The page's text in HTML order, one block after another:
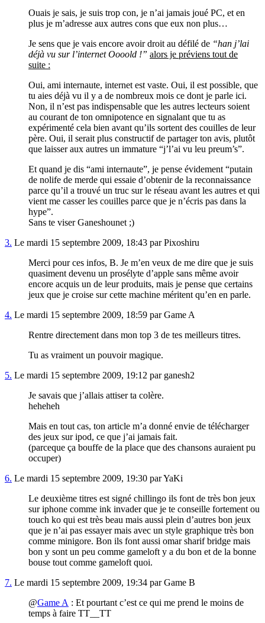
Ouais je sais, je suis trop con, je n’ai jamais joué PC, et en
plus je m’adresse aux autres cons que eux non plus…
Je sens que je vais encore avoir droit au défilé de “han j’lai
déjà vu sur l’internet Oooold !” alors je préviens tout de
suite :
Oui, ami internaute, internet est vaste. Oui, il est possible, que
tu aies déjà vu il y a de nombreux mois ce dont je parle ici.
Non, il n’est pas indispensable que les autres lecteurs soient
au courant de ton omnipotence en signalant que tu as
expérimenté cela bien avant qu’ils sortent des couilles de leur
père. Oui, il serait plus constructif de partager ton avis, plutôt
que laisser aux autres un immature “j’l’ai vu leu preum’s”.
Et quand je dis “ami internaute”, je pense évidement “putain
de nolife de merde qui essaie d’obtenir de la reconnaissance
parce qu’il a trouvé un truc sur le réseau avant les autres et qui
vient me casser les couilles parce que je n’écris pas dans la
hype”.
Sans te viser Ganeshounet ;)
3. Le mardi 15 septembre 2009, 18:43 par Pixoshiru
Merci pour ces infos, B. Je m’en veux de me dire que je suis
quasiment devenu un prosélyte d’apple sans même avoir
encore acquis un de leur produits, mais je pense que certains
jeux que je croise sur cette machine méritent qu’en en parle.
4. Le mardi 15 septembre 2009, 18:59 par Game A
Rentre directement dans mon top 3 de tes meilleurs titres.
Tu as vraiment un pouvoir magique.
5. Le mardi 15 septembre 2009, 19:12 par ganesh2
Je savais que j’allais attiser ta colère.
heheheh
Mais en tout cas, ton article m’a donné envie de télécharger
des jeux sur ipod, ce que j’ai jamais fait.
(parceque ça bouffe de la place que des chansons auraient pu
occuper)
6. Le mardi 15 septembre 2009, 19:30 par YaKi
Le deuxième titres est signé chillingo ils font de très bon jeux
sur iphone comme ink invader que je te conseille fortement ou
touch ko qui est très beau mais aussi plein d’autres bon jeux
que je n’ai pas essayer mais avec un style graphique très bon
comme minigore. Bon ils font aussi omar sharif bridge mais
bon y sont un peu comme gameloft y a du bon et de la bonne
bouse tout comme gameloft quoi.
7. Le mardi 15 septembre 2009, 19:34 par Game B
@Game A : Et pourtant c’est ce qui me prend le moins de
temps à faire TT__TT